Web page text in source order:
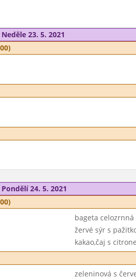
Neděle 23. 5. 2021
Pondělí 24. 5. 2021
bageta celozrnná
žervé sýr s
kakao,čaj s
zeleninová s